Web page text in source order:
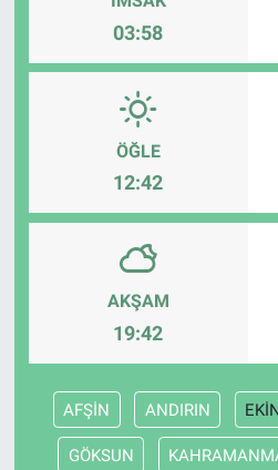
03:58
ÖĞLE
12:42
AKŞAM
19:42
AFŞİN ANDIRIN
GÖKSUN